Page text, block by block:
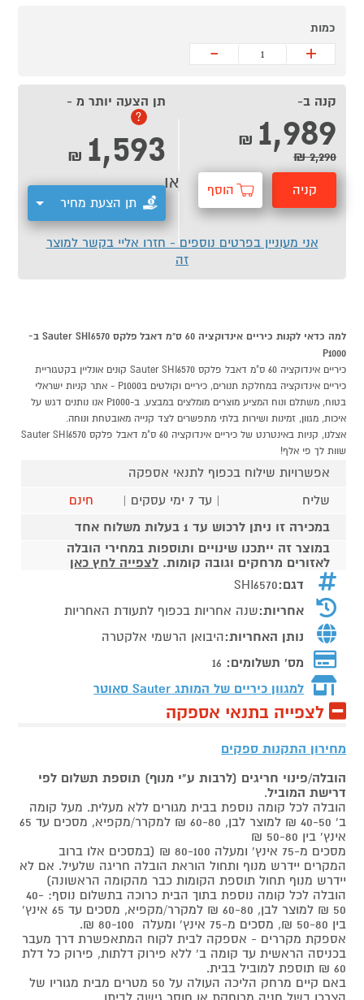
כמות
+
-
קנה ב-
1,989
₪
2,290 ₪
קניה הוסף
תן הצעה יותר מ -
?
1,593
₪
תן הצעת מחיר
או
אני מעוניין בפרטים נוספים - חזרו אליי בקשר למוצר
זה
למה כדאי לקנות כיריים אינדוקציה 60 ס"מ דאבל פלקס Sauter SHI6570 ב-
P1000
כיריים אינדוקציה 60 ס"מ דאבל פלקס Sauter SHI6570 קונים אונליין בקטגוריית
כיריים אינדוקציה במחלקת תנורים, כיריים וקולטים בP1000 - אתר קניות ישראלי
בטוח, משתלם ונוח המציע מוצרים מומלצים במבצע. ב-P1000 אנו נותנים דגש על
איכות, מגוון, זמינות ושירות בלתי מתפשרים לצד קנייה מאובטחת ונוחה.
אצלנו, קניות באינטרנט של כיריים אינדוקציה 60 ס"מ דאבל פלקס Sauter SHI6570
שוות לך פי אלף!
אפשרויות שילוח בכפוף לתנאי אספקה
שליח
| עד 7 ימי עסקים |
חינם
במכירה זו ניתן לרכוש עד 1 בעלות משלוח אחד
במוצר זה ייתכנו שינויים ותוספות במחירי הובלה
לאזורים מרחקים וגובה קומות. לצפייה לחץ כאן
דגם:SHI6570
אחריות:שנה אחריות בכפוף לתעודת האחריות
נותן האחריות:היבואן הרשמי אלקטרה
מס' תשלומים: 16
למגוון כיריים של המותג Sauter סאוטר
לצפייה בתנאי אספקה
מחירון התקנות ספקים
הובלה/פינוי חריגים (לרבות ע"י מנוף) תוספת תשלום לפי
דרישת המוביל.
הובלה לכל קומה נוספת בבית מגורים ללא מעלית. מעל קומה
ב' 40-50 ₪ למוצר לבן, 60-80 ₪ למקרר/מקפיא, מסכים עד 65
אינץ' בין 50-80 ₪
מסכים מ-75 אינץ' ומעלה 80-100 ₪ (במסכים אלו ברוב
המקרים יידרש מנוף ותחול הוראת הובלה חריגה שלעיל. אם לא
יידרש מנוף תחול תוספת הקומות כבר מהקומה הראשונה)
הובלה לכל קומה נוספת בתוך הבית כרוכה בתשלום נוסף: 40-
50 ₪ למוצר לבן, 60-80 ₪ למקרר/מקפיא, מסכים עד 65 אינץ'
בין 50-80 ₪, מסכים מ-75 אינץ' ומעלה 80-100 ₪.
אספקת מקררים - אספקה לבית לקוח המתאפשרת דרך מעבר
בכניסה הראשית עד קומה ב' ללא פירוק דלתות, פירוק כל דלת
60 ₪ תוספת למוביל בבית.
באם קיים מרחק הליכה העולה על 50 מטרים מבית מגוריו של